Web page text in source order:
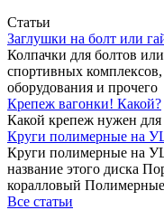
Статьи
Заглушки на болт или
Колпачки для болтов
спортивных
оборудования и прочего
Крепеж вагонки! Какой?
Какой крепеж нужен для
Круги полимерные на
Круги полимерные на
название этого диска
коралловый
Все статьи